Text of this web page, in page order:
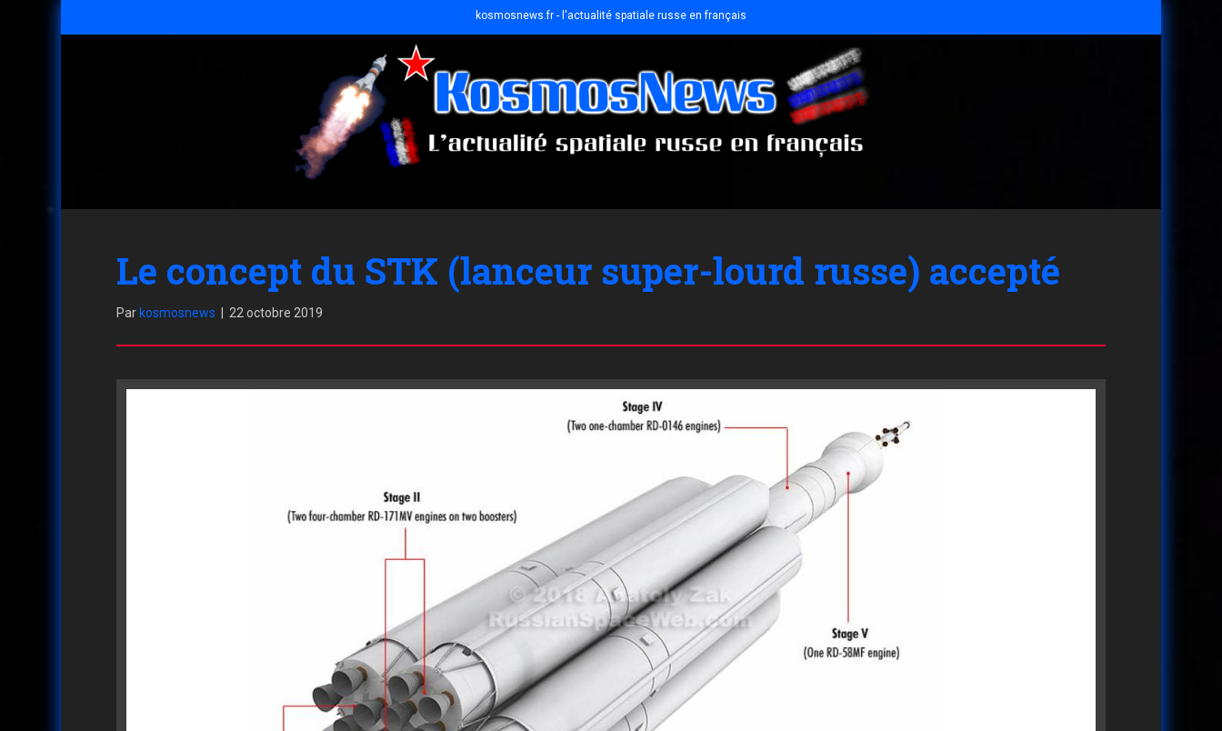
kosmosnews.fr - l'actualité spatiale russe en français
Le concept du STK (lanceur super-lourd russe) accepté
Par kosmosnews 22 octobre 2019